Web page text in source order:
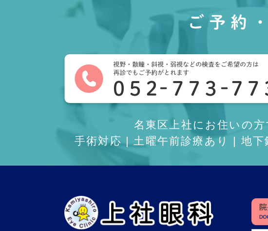
ご予約
名東区上社にお住いの
手術対応 | 土曜午前診療あり | 地下